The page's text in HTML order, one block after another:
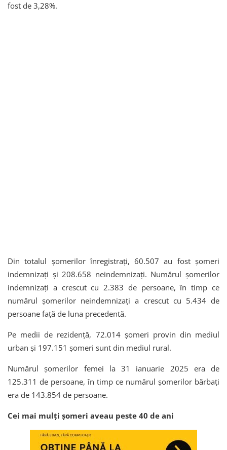
fost de 3,28%.
Din totalul șomerilor înregistrați, 60.507 au fost șomeri
indemnizați și 208.658 neindemnizați. Numărul șomerilor
indemnizați a crescut cu 2.383 de persoane, în timp ce
numărul șomerilor neindemnizați a crescut cu 5.434 de
persoane față de luna precedentă.
Pe medii de rezidență, 72.014 șomeri provin din mediul
urban și 197.151 șomeri sunt din mediul rural.
Numărul șomerilor femei la 31 ianuarie 2025 era de
125.311 de persoane, în timp ce numărul șomerilor bărbați
era de 143.854 de persoane.
Cei mai mulți șomeri aveau peste 40 de ani